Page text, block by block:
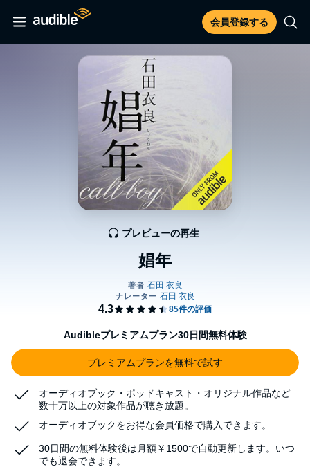
会員登録する
娼年
プレビューの再生
Audibleプレミアムプラン30日間無料体験
プレミアムプランを無料で試す
オーディオブック・ポッドキャスト・オリジナル作品など
数十万以上の対象作品が聴き放題。
オーディオブックをお得な会員価格で購入できます。
30日間の無料体験後は月額￥1500で自動更新します。いつ
でも退会できます。